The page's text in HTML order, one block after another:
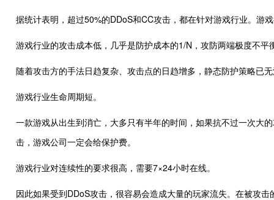
据统计表明，超过50%的DDoS和CC攻击，都在针对游戏行业。游
游戏行业的攻击成本低，几乎是防护成本的1/N，攻防两端极度不平
随着攻击方的手法日趋复杂、攻击点的日趋增多，静态防护策略已
游戏行业生命周期短。
一款游戏从出生到消亡，大多只有半年的时间，如果抗不过一次大
击，游戏公司一定会给保护费。
游戏行业对连续性的要求很高，需要7×24小时在线。
因此如果受到DDoS攻击，很容易会造成大量的玩家流失。在被攻